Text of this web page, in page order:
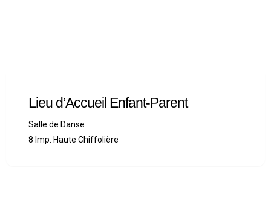
Lieu d’Accueil Enfant-Parent
Salle de Danse
8 Imp. Haute Chiffolière